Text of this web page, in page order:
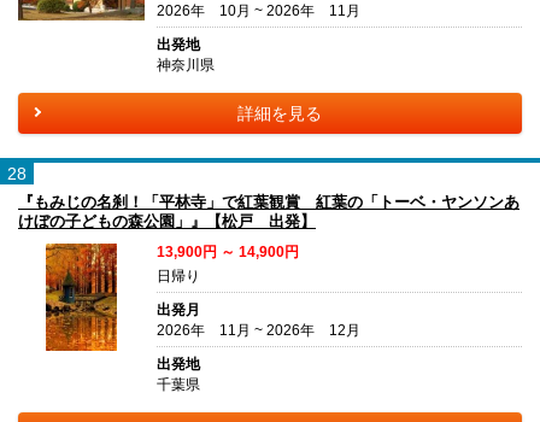
2026年 10月 ~ 2026年 11月
出発地
神奈川県
詳細を見る
28
『もみじの名刹！「平林寺」で紅葉観賞 紅葉の「トーベ・ヤンソンあ
けぼの子どもの森公園」』【松戸 出発】
13,900円 ～ 14,900円
日帰り
出発月
2026年 11月 ~ 2026年 12月
出発地
千葉県